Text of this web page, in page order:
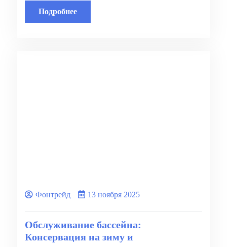
Подробнее
Фонтрейд 13 ноября 2025
Обслуживание бассейна:
Консервация на зиму и